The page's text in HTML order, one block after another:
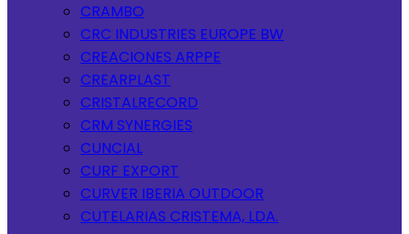
CRAMBO
CRC INDUSTRIES EUROPE BW
CREACIONES ARPPE
CREARPLAST
CRISTALRECORD
CRM SYNERGIES
CUNCIAL
CURF EXPORT
CURVER IBERIA OUTDOOR
CUTELARIAS CRISTEMA, LDA.